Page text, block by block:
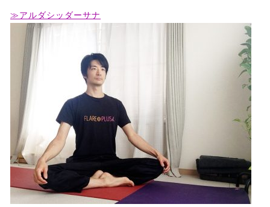
≫アルダシッダーサナ